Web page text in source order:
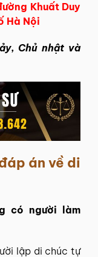
Khuất Duy
Hà Nội
Chủ nhật và
án về di
có người làm
lập di chúc tự